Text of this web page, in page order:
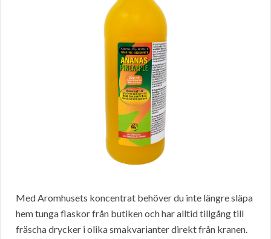
Med Aromhusets koncentrat behöver du inte längre släpa
hem tunga flaskor från butiken och har alltid tillgång till
fräscha drycker i olika smakvarianter direkt från kranen.